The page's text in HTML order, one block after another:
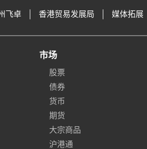
飞卓 香港贸易发展局 媒体拓展
市场
股票
债券
货币
期货
大宗商品
沪港通